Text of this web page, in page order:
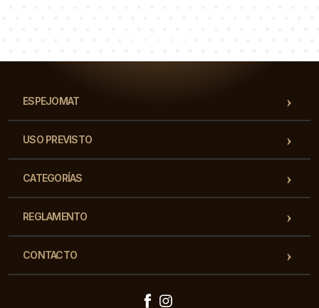
ESPEJOMAT
USO PREVISTO
CATEGORÍAS
REGLAMENTO
CONTACTO